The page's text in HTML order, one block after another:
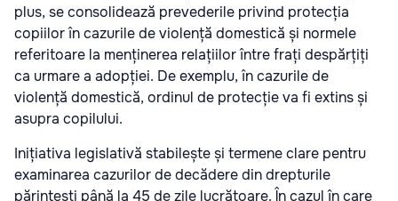
plus, se consolidează prevederile privind protecția
copiilor în cazurile de violență domestică și normele
referitoare la menținerea relațiilor între frați despărțiți
ca urmare a adopției. De exemplu, în cazurile de
violență domestică, ordinul de protecție va fi extins și
asupra copilului.
Inițiativa legislativă stabilește și termene clare pentru
examinarea cazurilor de decădere din drepturile
părintești până la 45 de zile lucrătoare. În cazul în care